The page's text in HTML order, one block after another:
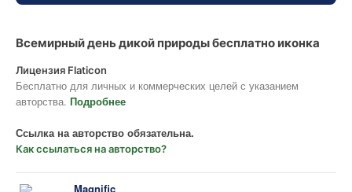
Всемирный день дикой природы бесплатно иконка
Лицензия Flaticon
Бесплатно для личных и коммерческих целей с указанием
авторства. Подробнее
Ссылка на авторство обязательна.
Как ссылаться на авторство?
Magnific